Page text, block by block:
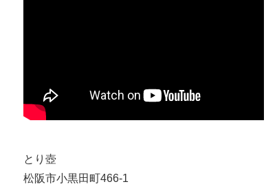
とり壺
松阪市小黒田町466-1